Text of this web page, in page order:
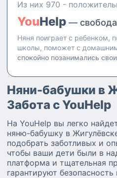
Из них 970 -
YouHelp —
Няня поиграет с ребенком,
школы, поможет с
спокойно позанимались
Няни-бабушки в
Забота с YouHelp
На YouHelp вы легко
няню-бабушку в
подобрать заботливых и
чтобы ваши дети были в
платформа и тщательная
гарантируют